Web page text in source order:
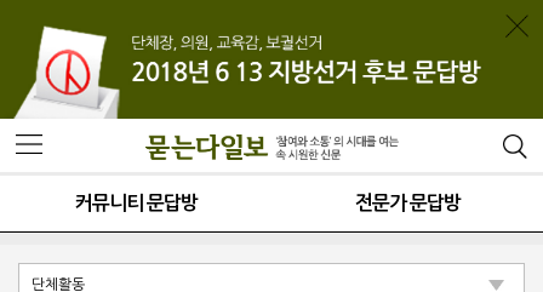
커뮤니티 문답방 전문가 문답방